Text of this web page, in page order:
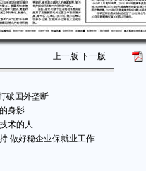
上一版 下一版
破国外垄断
身影
术的人
做好稳企业保就业工作